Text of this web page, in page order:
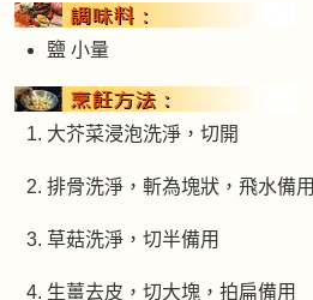
鹽 小量
大芥菜浸泡洗淨，切開
排骨洗淨，斬為塊狀，飛水備用
草菇洗淨，切半備用
生薑去皮，切大塊，拍扁備用